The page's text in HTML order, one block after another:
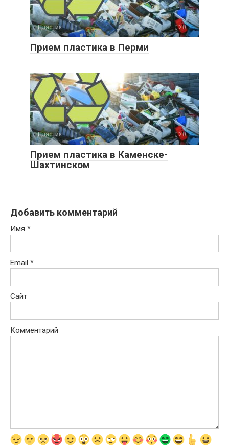
Пластик 0
Прием пластика в Перми
Пластик 0
Прием пластика в Каменске-
Шахтинском
Добавить комментарий
Имя *
Email *
Сайт
Комментарий